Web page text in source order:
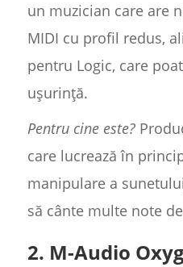
un muzician care are
MIDI cu profil redus,
pentru Logic, care
ușurință.
Pentru cine este?
care lucrează în
manipulare a
să cânte multe note
2. M-Audio